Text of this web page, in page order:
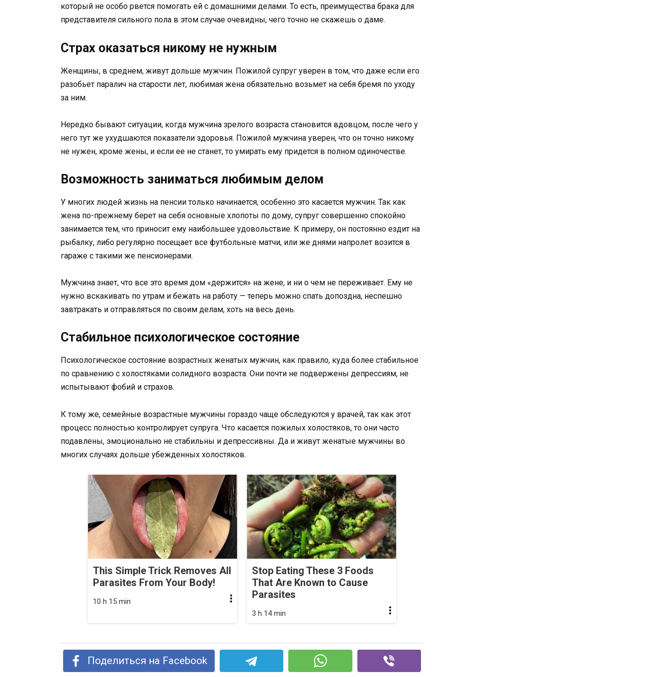
который не особо рвется помогать ей с домашними делами. То есть, преимущества брака для
представителя сильного пола в этом случае очевидны, чего точно не скажешь о даме.
Страх оказаться никому не нужным
Женщины, в среднем, живут дольше мужчин. Пожилой супруг уверен в том, что даже если его
разобьет паралич на старости лет, любимая жена обязательно возьмет на себя бремя по уходу
за ним.
Нередко бывают ситуации, когда мужчина зрелого возраста становится вдовцом, после чего у
него тут же ухудшаются показатели здоровья. Пожилой мужчина уверен, что он точно никому
не нужен, кроме жены, и если ее не станет, то умирать ему придется в полном одиночестве.
Возможность заниматься любимым делом
У многих людей жизнь на пенсии только начинается, особенно это касается мужчин. Так как
жена по-прежнему берет на себя основные хлопоты по дому, супруг совершенно спокойно
занимается тем, что приносит ему наибольшее удовольствие. К примеру, он постоянно ездит на
рыбалку, либо регулярно посещает все футбольные матчи, или же днями напролет возится в
гараже с такими же пенсионерами.
Мужчина знает, что все это время дом «держится» на жене, и ни о чем не переживает. Ему не
нужно вскакивать по утрам и бежать на работу — теперь можно спать допоздна, неспешно
завтракать и отправляться по своим делам, хоть на весь день.
Стабильное психологическое состояние
Психологическое состояние возрастных женатых мужчин, как правило, куда более стабильное
по сравнению с холостяками солидного возраста. Они почти не подвержены депрессиям, не
испытывают фобий и страхов.
К тому же, семейные возрастные мужчины гораздо чаще обследуются у врачей, так как этот
процесс полностью контролирует супруга. Что касается пожилых холостяков, то они часто
подавлены, эмоционально не стабильны и депрессивны. Да и живут женатые мужчины во
многих случаях дольше убежденных холостяков.
This Simple Trick Removes All
Parasites From Your Body!
10 h 15 min
Stop Eating These 3 Foods
That Are Known to Cause
Parasites
3 h 14 min
Поделиться на Facebook